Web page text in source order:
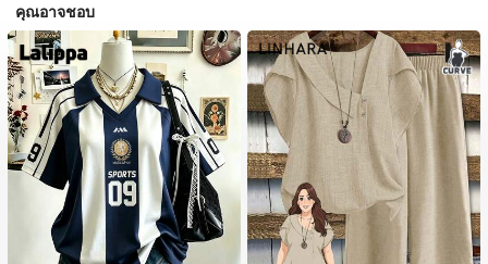
คุณอาจชอบ